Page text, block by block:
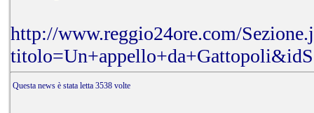
http://www.reggio24ore.com/
Questa news è stata letta 3538 volte